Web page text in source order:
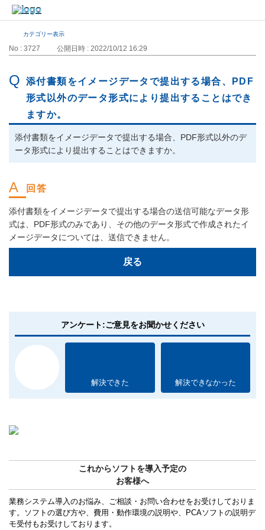
カテゴリー表示
No : 3727 公開日時 : 2022/10/12 16:29
添付書類をイメージデータで提出する場合、PDF
形式以外のデータ形式により提出することはでき
ますか。
添付書類をイメージデータで提出する場合、PDF形式以外のデ
ータ形式により提出することはできますか。
添付書類をイメージデータで提出する場合の送信可能なデータ形
式は、PDF形式のみであり、その他のデータ形式で作成されたイ
メージデータについては、送信できません。
戻る
アンケート:ご意見をお聞かせください
解決できた 解決できなかった
これからソフトを導入予定の
お客様へ
業務システム導入のお悩み、ご相談・お問い合わせをお受けしておりま
す。ソフトの選び方や、費用・動作環境の説明や、PCAソフトの説明デ
モ受付もお受けしております。